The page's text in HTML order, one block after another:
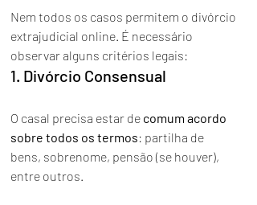
Nem todos os casos permitem o divórcio
extrajudicial online. É necessário
observar alguns critérios legais:
1. Divórcio Consensual
O casal precisa estar de comum acordo
sobre todos os termos: partilha de
bens, sobrenome, pensão (se houver),
entre outros.